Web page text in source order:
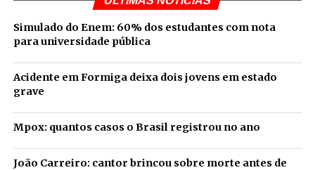
Simulado do Enem: 60% dos estudantes com nota
para universidade pública
Acidente em Formiga deixa dois jovens em estado
grave
Mpox: quantos casos o Brasil registrou no ano
João Carreiro: cantor brincou sobre morte antes de